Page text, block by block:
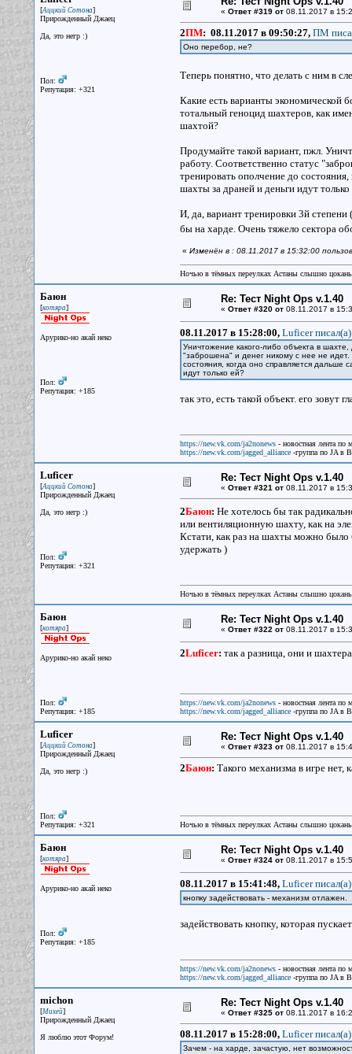
[Аццкий Сотона]
Прирожденный Джаец
Да, это негр :)
Пол:
Репутация: +321
« Ответ #319 от08.11.2017 в
2ПМ: 08.11.2017 в 09:50:27, ПМ
Оно перебор, не?
Теперь понятно, что делать с ним в
Какие есть варианты экономической
тотальный геноцид шахтеров, как
шахтой?
Продумайте такой вариант, пжл.
работу. Соответственно статус
тренировать ополчение до
шахты за драней и деньги идут
И, да, вариант тренировки 3й
бы на харде. Очень тяжело сектора
« Изменён в : 08.11.2017 в 15:32:00
Ночью в тёмных переулках Астаны слышно
Баюн
[котяра]
Арурико-но акай неко
Пол:
Репутация: +185
Re: Тест Night Ops v.1.40
« Ответ #320 от08.11.2017 в
08.11.2017 в 15:28:00, Luficer писал(a)
Уничтожение какого-либо объекта в
"заброшена" и денег никому с нее не
состояния, когда оно справляется
идут только ей?
так это, есть такой объект. его зовут
https://new.vk.com/ja2nonews- новостная лента по
https://new.vk.com/jagged_alliance-группа по JA в
Luficer
[Аццкий Сотона]
Прирожденный Джаец
Да, это негр :)
Пол:
Репутация: +321
Re: Тест Night Ops v.1.40
« Ответ #321 от08.11.2017 в
2Баюн: Не хотелось бы так
или вентиляционную шахту, как на
Кстати, как раз на шахты можно было
удержать )
Ночью в тёмных переулках Астаны слышно
Баюн
[котяра]
Арурико-но акай неко
Пол:
Репутация: +185
Re: Тест Night Ops v.1.40
« Ответ #322 от08.11.2017 в
2Luficer: так а разница, они и
https://new.vk.com/ja2nonews- новостная лента по
https://new.vk.com/jagged_alliance-группа по JA в
Luficer
[Аццкий Сотона]
Прирожденный Джаец
Да, это негр :)
Пол:
Репутация: +321
Re: Тест Night Ops v.1.40
« Ответ #323 от08.11.2017 в
2Баюн: Такого механизма в игре нет,
Ночью в тёмных переулках Астаны слышно
Баюн
[котяра]
Арурико-но акай неко
Пол:
Репутация: +185
Re: Тест Night Ops v.1.40
« Ответ #324 от08.11.2017 в
08.11.2017 в 15:41:48, Luficer писал(a)
кнопку задействовать - механизм отлажен.
задействовать кнопку, которая
https://new.vk.com/ja2nonews- новостная лента по
https://new.vk.com/jagged_alliance-группа по JA в
michon
[Михей]
Прирожденный Джаец
Я люблю этот Форум!
Re: Тест Night Ops v.1.40
« Ответ #325 от08.11.2017 в
08.11.2017 в 15:28:00, Luficer писал(a)
Зачем - на харде, зачастую, нет